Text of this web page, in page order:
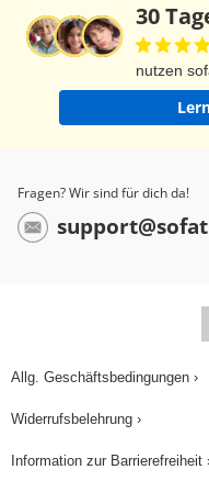
Fassen wir
einfacher Körper
zunächst den
berechnen. Für
Den des Dreiecks
welchen sich die
Königin ist ganz
30
nutzen
Fragen? Wir sind für dich da!
Allg. Geschäftsbedingungen ›
Widerrufsbelehrung ›
Information zur Barrierefreiheit